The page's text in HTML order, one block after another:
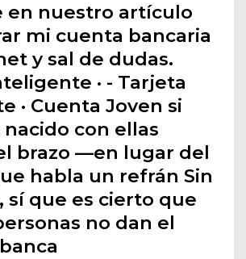
en nuestro artículo
mi cuenta bancaria
y sal de dudas.
· - Tarjeta
· Cuenta Joven si
con ellas
brazo —en lugar del
habla un refrán Sin
sí que es cierto que
no dan el